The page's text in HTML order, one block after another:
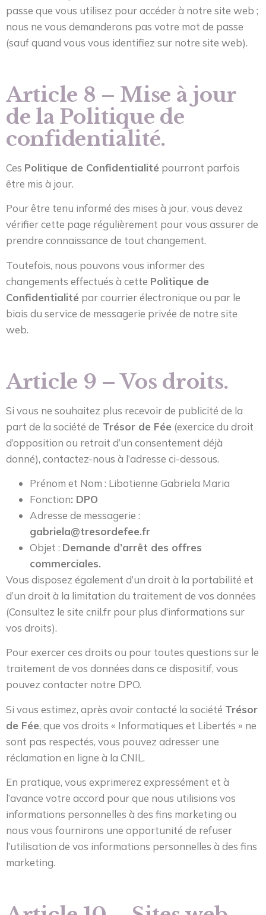
passe que vous utilisez pour accéder à notre site web ;
nous ne vous demanderons pas votre mot de passe
(sauf quand vous vous identifiez sur notre site web).
Article 8 – Mise à jour
de la Politique de
confidentialité.
Ces Politique de Confidentialité pourront parfois
être mis à jour.
Pour être tenu informé des mises à jour, vous devez
vérifier cette page régulièrement pour vous assurer de
prendre connaissance de tout changement.
Toutefois, nous pouvons vous informer des
changements effectués à cette Politique de
Confidentialité par courrier électronique ou par le
biais du service de messagerie privée de notre site
web.
Article 9 – Vos droits.
Si vous ne souhaitez plus recevoir de publicité de la
part de la société de Trésor de Fée (exercice du droit
d’opposition ou retrait d’un consentement déjà
donné), contactez-nous à l’adresse ci-dessous.
Prénom et Nom : Libotienne Gabriela Maria
Fonction: DPO
Adresse de messagerie :
gabriela@tresordefee.fr
Objet : Demande d’arrêt des offres
commerciales.
Vous disposez également d’un droit à la portabilité et
d’un droit à la limitation du traitement de vos données
(Consultez le site cnil.fr pour plus d’informations sur
vos droits).
Pour exercer ces droits ou pour toutes questions sur le
traitement de vos données dans ce dispositif, vous
pouvez contacter notre DPO.
Si vous estimez, après avoir contacté la société Trésor
de Fée, que vos droits « Informatiques et Libertés » ne
sont pas respectés, vous pouvez adresser une
réclamation en ligne à la CNIL.
En pratique, vous exprimerez expressément et à
l’avance votre accord pour que nous utilisions vos
informations personnelles à des fins marketing ou
nous vous fournirons une opportunité de refuser
l’utilisation de vos informations personnelles à des fins
marketing.